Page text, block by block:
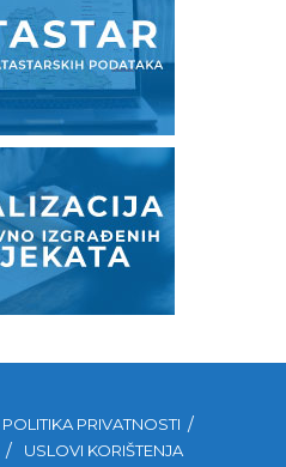
POLITIKA PRIVATNOSTI
USLOVI KORIŠTENJA